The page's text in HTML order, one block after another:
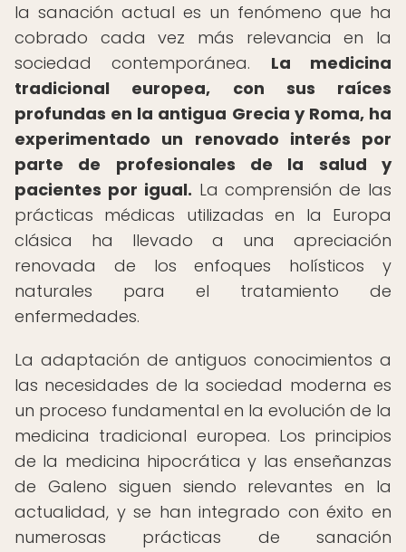
la sanación actual es un fenómeno que ha
cobrado cada vez más relevancia en la
sociedad contemporánea. La medicina
tradicional europea, con sus raíces
profundas en la antigua Grecia y Roma, ha
experimentado un renovado interés por
parte de profesionales de la salud y
pacientes por igual. La comprensión de las
prácticas médicas utilizadas en la Europa
clásica ha llevado a una apreciación
renovada de los enfoques holísticos y
naturales para el tratamiento de
enfermedades.
La adaptación de antiguos conocimientos a
las necesidades de la sociedad moderna es
un proceso fundamental en la evolución de la
medicina tradicional europea. Los principios
de la medicina hipocrática y las enseñanzas
de Galeno siguen siendo relevantes en la
actualidad, y se han integrado con éxito en
numerosas prácticas de sanación